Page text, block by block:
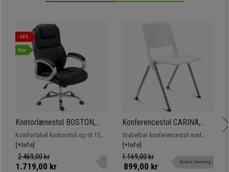
Fås i flere forskellige varianter
-30%
Nye
Kontorlænestol BOSTON,
Kraftigt Polstret, Meget
Holdbar op til 150 kg!,
Stålstruktur, i Sort
Komfortabel kontorstol op til 150
kg. Tyk polstring betrukket med
læder. Robust metalfod.
[+Info]
2.469,00 kr
1.719,00 kr
Konferencestol CARINA,
Stabelbar, Tilslutningskroge,
Krombelagte Ben og Hvid
Farve
Stabelbar konferencestol med
tilslutningssystem. Attraktivt,
moderne design, fås med betræk,
bord og armlæn.
[+Info]
1.169,00 kr
899,00 kr Gratis levering